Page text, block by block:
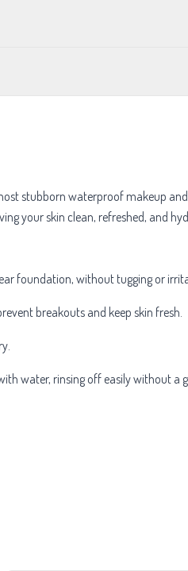
stubborn waterproof makeup
your skin clean, refreshed, and
foundation, without tugging or
breakouts and keep skin fresh.
water, rinsing off easily without a